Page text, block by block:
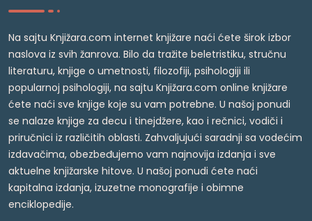
Na sajtu Knjižara.com internet knjižare naći ćete širok izbor
naslova iz svih žanrova. Bilo da tražite beletristiku, stručnu
literaturu, knjige o umetnosti, filozofiji, psihologiji ili
popularnoj psihologiji, na sajtu Knjižara.com online knjižare
ćete naći sve knjige koje su vam potrebne. U našoj ponudi
se nalaze knjige za decu i tinejdžere, kao i rečnici, vodiči i
priručnici iz različitih oblasti. Zahvaljujući saradnji sa vodećim
izdavačima, obezbeđujemo vam najnovija izdanja i sve
aktuelne knjižarske hitove. U našoj ponudi ćete naći
kapitalna izdanja, izuzetne monografije i obimne
enciklopedije.